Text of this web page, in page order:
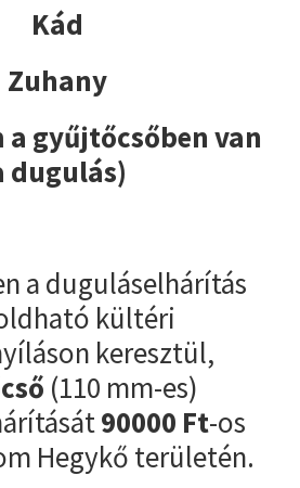
Kád
Zuhany
a gyűjtőcsőben van
dugulás)
a duguláselhárítás
kültéri
keresztül,
(110 mm-es)
90000 Ft-os
Hegykő területén.